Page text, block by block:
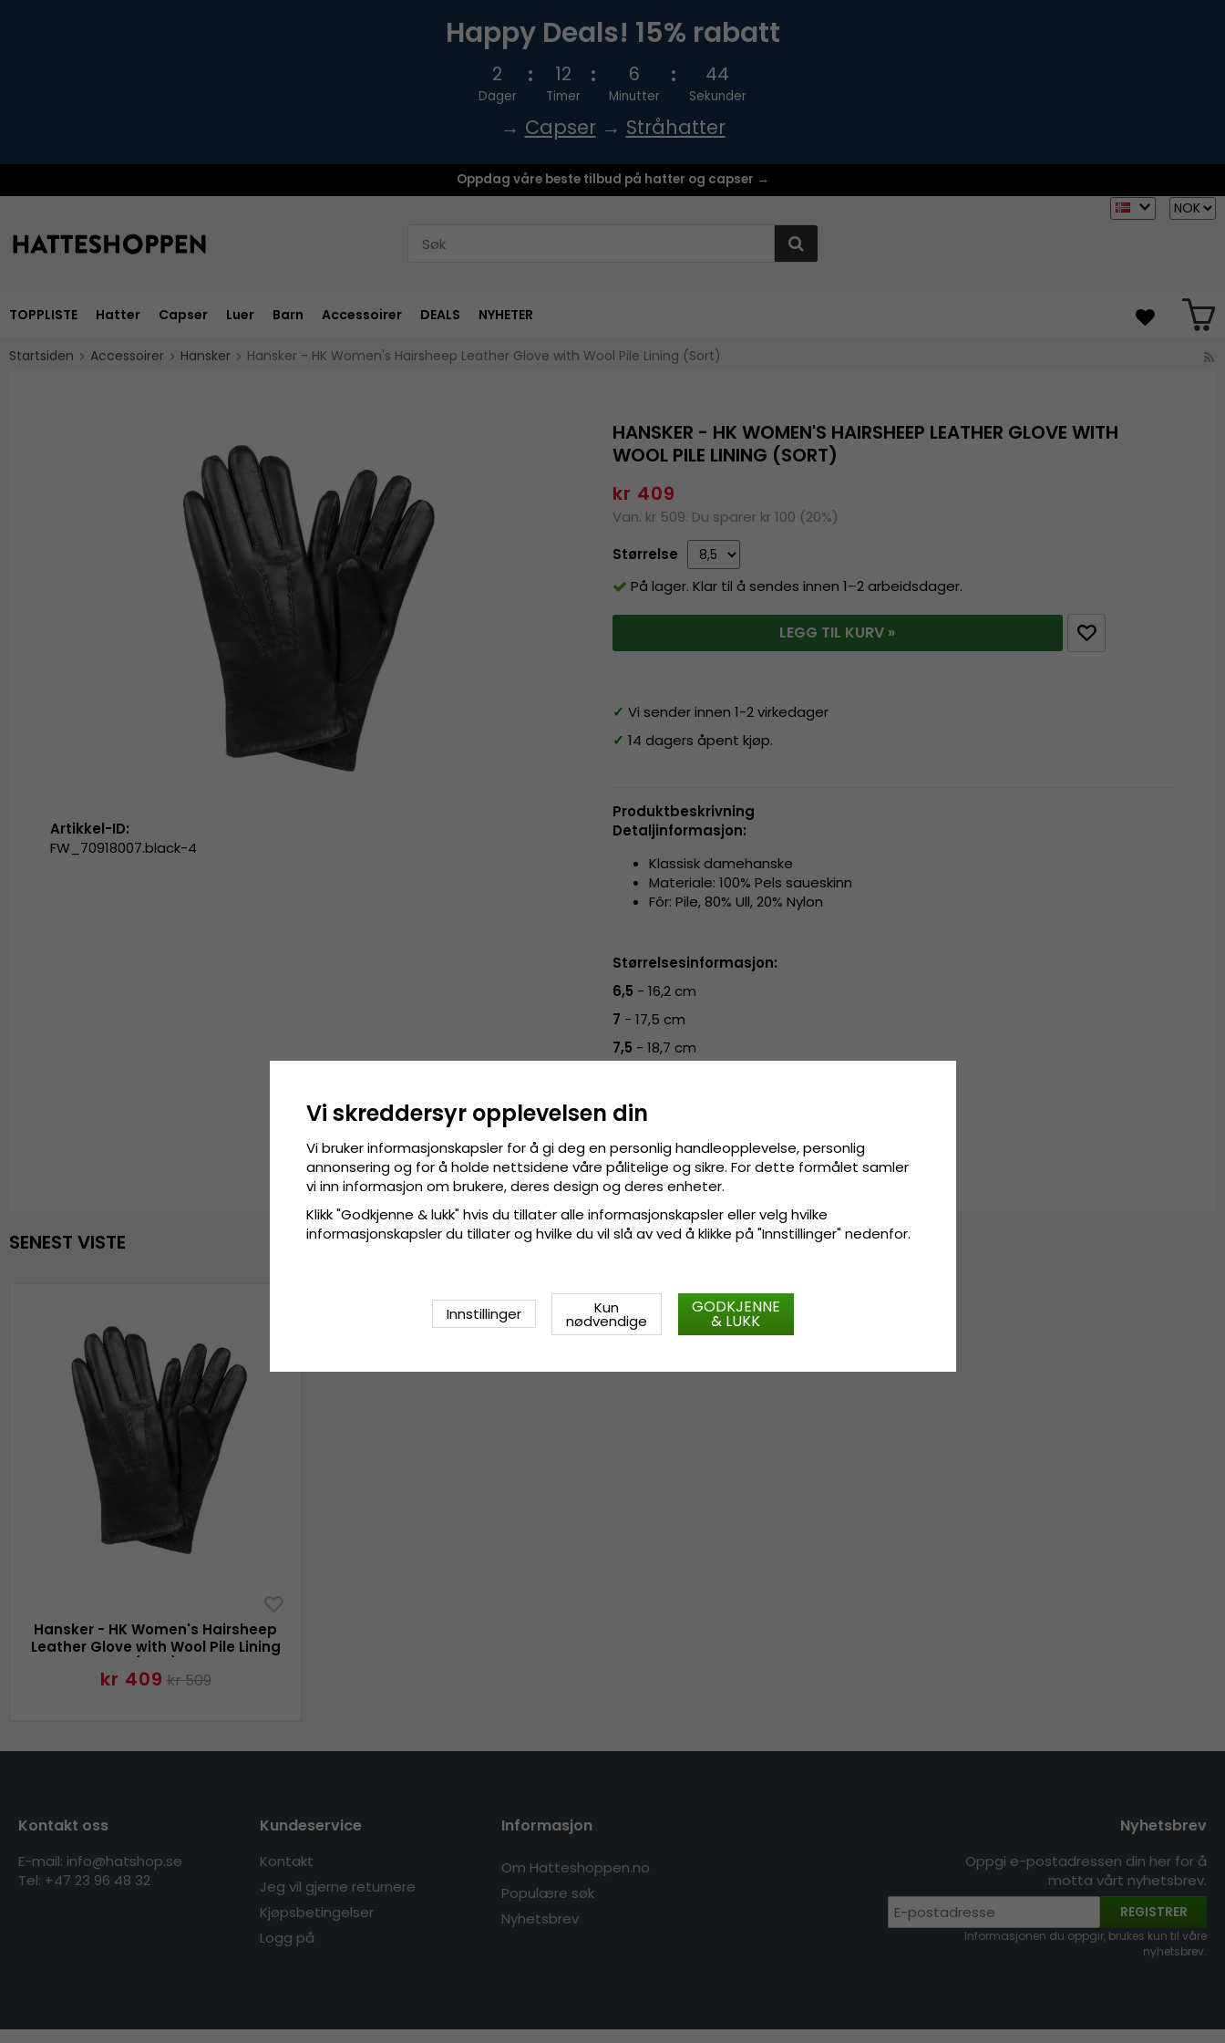
Happy Deals! 15% rabatt
2
Dager
12
Timer
6
Minutter
43
Sekunder
→ Capser→ Stråhatter
Oppdag våre beste tilbud på hatter og capser →
TOPPLISTE Hatter Capser Luer Barn Accessoirer DEALS NYHETER
Startsiden Accessoirer Hansker Hansker - HK Women's Hairsheep Leather Glove with Wool Pile Lining (Sort)
HANSKER - HK WOMEN'S HAIRSHEEP LEATHER GLOVE WITH
WOOL PILE LINING (SORT)
kr 409
Van. kr 509. Du sparer kr 100 (20%)
Størrelse
På lager. Klar til å sendes innen 1–2 arbeidsdager.
LEGG TIL KURV »
✓ Vi sender innen 1-2 virkedager
✓ 14 dagers åpent kjøp.
Produktbeskrivning
Detaljinformasjon:
Klassisk damehanske
Materiale: 100% Pels saueskinn
Fôr: Pile, 80% Ull, 20% Nylon
Størrelsesinformasjon:
6,5 - 16,2 cm
7 - 17,5 cm
7,5 - 18,7 cm
8,5- 21,2 cm
Artikkel-ID:
FW_70918007.black-4
SENEST VISTE
Hansker - HK Women's Hairsheep
Leather Glove with Wool Pile Lining
kr 409 kr 509
Kontakt oss
E-mail: info@hatshop.se
Tel: +47 23 96 48 32
Kundeservice
Kontakt
Jeg vil gjerne returnere
Kjøpsbetingelser
Logg på
Informasjon
Om Hatteshoppen.no
Populære søk
Nyhetsbrev
Nyhetsbrev
Oppgi e-postadressen din her for å
motta vårt nyhetsbrev.
REGISTRER
Informasjonen du oppgir, brukes kun til våre
nyhetsbrev.
Vi skreddersyr opplevelsen din
Vi bruker informasjonskapsler for å gi deg en personlig handleopplevelse, personlig
annonsering og for å holde nettsidene våre pålitelige og sikre. For dette formålet samler
vi inn informasjon om brukere, deres design og deres enheter.
Klikk "Godkjenne & lukk" hvis du tillater alle informasjonskapsler eller velg hvilke
informasjonskapsler du tillater og hvilke du vil slå av ved å klikke på "Innstillinger" nedenfor.
Innstillinger Kun
nødvendige
GODKJENNE
& LUKK